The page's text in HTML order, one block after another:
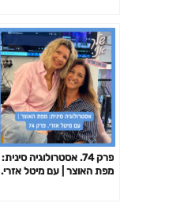
פרק 74. אסטרולוגיה סינית:
מפת האוצר | עם מיטל אזרי.